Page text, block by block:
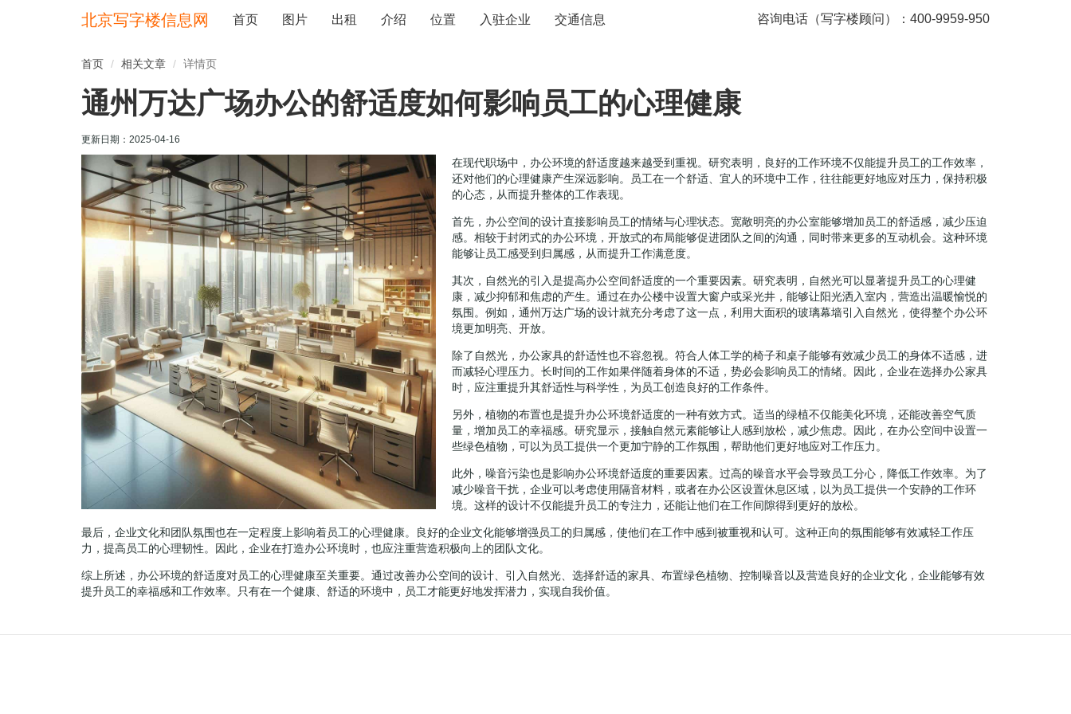
北京写字楼信息网 首页 图片 出租 介绍 位置 入驻企业 交通信息 咨询电话（写字楼顾问）：400-9959-950
首页 相关文章 详情页
通州万达广场办公的舒适度如何影响员工的心理健康
更新日期： 2025-04-16
在现代职场中，办公环境的舒适度越来越受到重视。研究表明，良好的工作环境不仅能提升员工的工作效率，
还对他们的心理健康产生深远影响。员工在一个舒适、宜人的环境中工作，往往能更好地应对压力，保持积极
的心态，从而提升整体的工作表现。
首先，办公空间的设计直接影响员工的情绪与心理状态。宽敞明亮的办公室能够增加员工的舒适感，减少压迫
感。相较于封闭式的办公环境，开放式的布局能够促进团队之间的沟通，同时带来更多的互动机会。这种环境
能够让员工感受到归属感，从而提升工作满意度。
其次，自然光的引入是提高办公空间舒适度的一个重要因素。研究表明，自然光可以显著提升员工的心理健
康，减少抑郁和焦虑的产生。通过在办公楼中设置大窗户或采光井，能够让阳光洒入室内，营造出温暖愉悦的
氛围。例如，通州万达广场的设计就充分考虑了这一点，利用大面积的玻璃幕墙引入自然光，使得整个办公环
境更加明亮、开放。
除了自然光，办公家具的舒适性也不容忽视。符合人体工学的椅子和桌子能够有效减少员工的身体不适感，进
而减轻心理压力。长时间的工作如果伴随着身体的不适，势必会影响员工的情绪。因此，企业在选择办公家具
时，应注重提升其舒适性与科学性，为员工创造良好的工作条件。
另外，植物的布置也是提升办公环境舒适度的一种有效方式。适当的绿植不仅能美化环境，还能改善空气质
量，增加员工的幸福感。研究显示，接触自然元素能够让人感到放松，减少焦虑。因此，在办公空间中设置一
些绿色植物，可以为员工提供一个更加宁静的工作氛围，帮助他们更好地应对工作压力。
此外，噪音污染也是影响办公环境舒适度的重要因素。过高的噪音水平会导致员工分心，降低工作效率。为了
减少噪音干扰，企业可以考虑使用隔音材料，或者在办公区设置休息区域，以为员工提供一个安静的工作环
境。这样的设计不仅能提升员工的专注力，还能让他们在工作间隙得到更好的放松。
最后，企业文化和团队氛围也在一定程度上影响着员工的心理健康。良好的企业文化能够增强员工的归属感，使他们在工作中感到被重视和认可。这种正向的氛围能够有效减轻工作压
力，提高员工的心理韧性。因此，企业在打造办公环境时，也应注重营造积极向上的团队文化。
综上所述，办公环境的舒适度对员工的心理健康至关重要。通过改善办公空间的设计、引入自然光、选择舒适的家具、布置绿色植物、控制噪音以及营造良好的企业文化，企业能够有效
提升员工的幸福感和工作效率。只有在一个健康、舒适的环境中，员工才能更好地发挥潜力，实现自我价值。